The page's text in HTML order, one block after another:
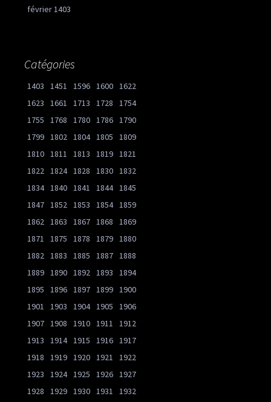
février 1403
Catégories
1403 1451 1596 1600 1622
1623
1661 1713 1728
1754
1755
1768 1780 1786 1790
1799 1802 1804 1805
1809
1810 1811 1813 1819 1821
1822 1824 1828 1830 1832
1834 1840 1841 1844 1845
1847 1852 1853 1854 1859
1862 1863 1867 1868
1869
1871
1875 1878 1879 1880
1882 1883 1885 1887 1888
1889 1890 1892 1893
1894
1895
1896 1897 1899 1900
1901
1903 1904 1905
1906
1907 1908 1910 1911
1912
1913
1914 1915 1916 1917
1918
1919 1920 1921
1922
1923
1924 1925 1926 1927
1928
1929 1930 1931 1932